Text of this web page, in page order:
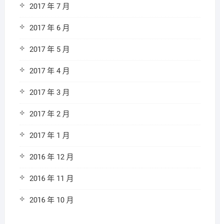
2017 年 7 月
2017 年 6 月
2017 年 5 月
2017 年 4 月
2017 年 3 月
2017 年 2 月
2017 年 1 月
2016 年 12 月
2016 年 11 月
2016 年 10 月